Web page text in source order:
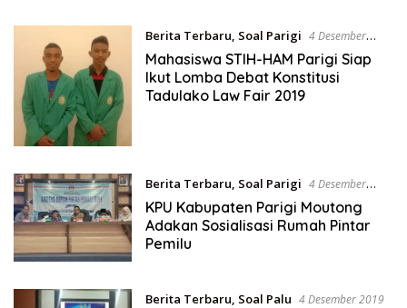
Berita Terbaru, Soal Parigi 4 Desember
2019
Mahasiswa STIH-HAM Parigi Siap
Ikut Lomba Debat Konstitusi
Tadulako Law Fair 2019
Berita Terbaru Soal Parigi 4 Desember
2019
KPU Kabupaten Parigi Moutong
Adakan Sosialisasi Rumah Pintar
Pemilu
Berita Terbaru, Soal Palu 4 Desember 2019